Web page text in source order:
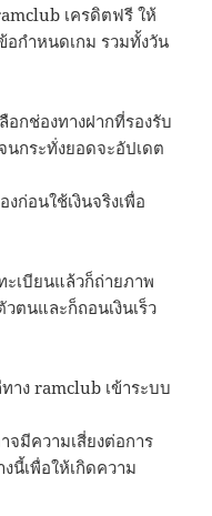
เครดิตฟรี ให้
อกำหนดเกม รวมทั้งวัน
อกช่องทางฝากที่รองรับ
กระทั่งยอดจะอัปเดต
ก่อนใช้เงินจริงเพื่อ
เบียนแล้วก็ถ่ายภาพ
ตนและก็ถอนเงินเร็ว
าง ramclub เข้าระบบ
จมีความเสี่ยงต่อการ
นี้เพื่อให้เกิดความ